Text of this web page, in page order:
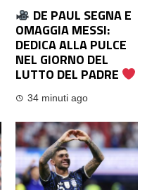
DE PAUL SEGNA E
OMAGGIA MESSI:
DEDICA ALLA PULCE
NEL GIORNO DEL
LUTTO DEL PADRE
34 minuti ago